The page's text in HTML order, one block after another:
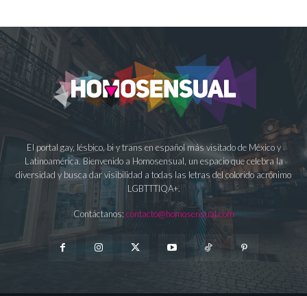
El portal gay, lésbico, bi y trans en español más visitado de México y
Latinoamérica. Bienvenido a Homosensual, un espacio que celebra la
diversidad y busca dar visibilidad a todas las letras del colorido acrónimo
LGBTTTIQA+.
Contáctanos: contacto@homosensual.com